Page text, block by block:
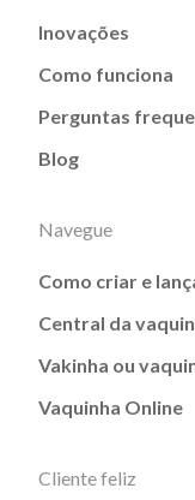
Inovações
Como funciona
Perguntas
Blog
Navegue
Como criar e
Central da
Vakinha ou
Vaquinha Online
Cliente feliz